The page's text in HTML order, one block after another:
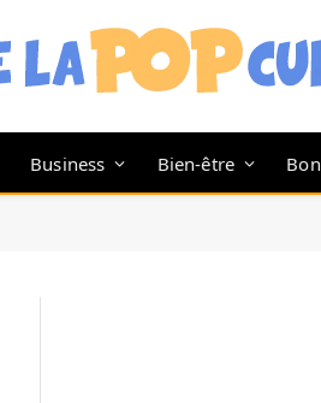
Business Bien-être